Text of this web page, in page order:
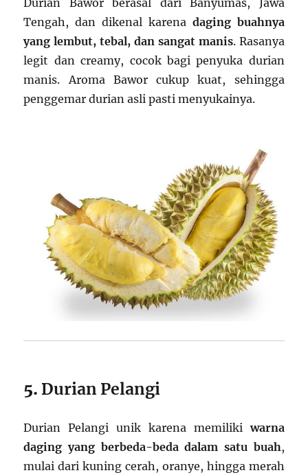
Tengah, dan dikenal karena daging buahnya
yang lembut, tebal, dan sangat manis. Rasanya
legit dan creamy, cocok bagi penyuka durian
manis. Aroma Bawor cukup kuat, sehingga
penggemar durian asli pasti menyukainya.
5.Durian Pelangi
Durian Pelangi unik karena memilikiwarna
daging yang berbeda-beda dalam satu buah,
mulai dari kuning cerah, oranye, hingga merah